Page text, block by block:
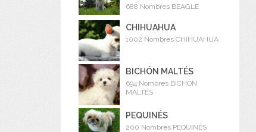
688 Nombres BEAGLE
CHIHUAHUA
1002 Nombres CHIHUAHUA
BICHÓN MALTÉS
694 Nombres BICHÓN
MALTÉS
PEQUINÉS
200 Nombres PEQUINÉS